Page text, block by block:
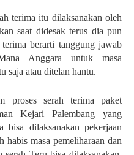
terima itu dilaksanakan oleh
saat didesak terus dia pun
berarti tanggung jawab
Anggara untuk masa
saja atau ditelan hantu.
proses serah terima paket
Kejari Palembang yang
bisa dilaksanakan pekerjaan
habis masa pemeliharaan dan